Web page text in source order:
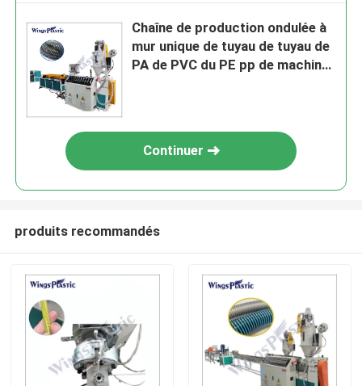
Chaîne de production ondulée à
mur unique de tuyau de tuyau de
PA de PVC du PE pp de machine
Continuer
produits recommandés